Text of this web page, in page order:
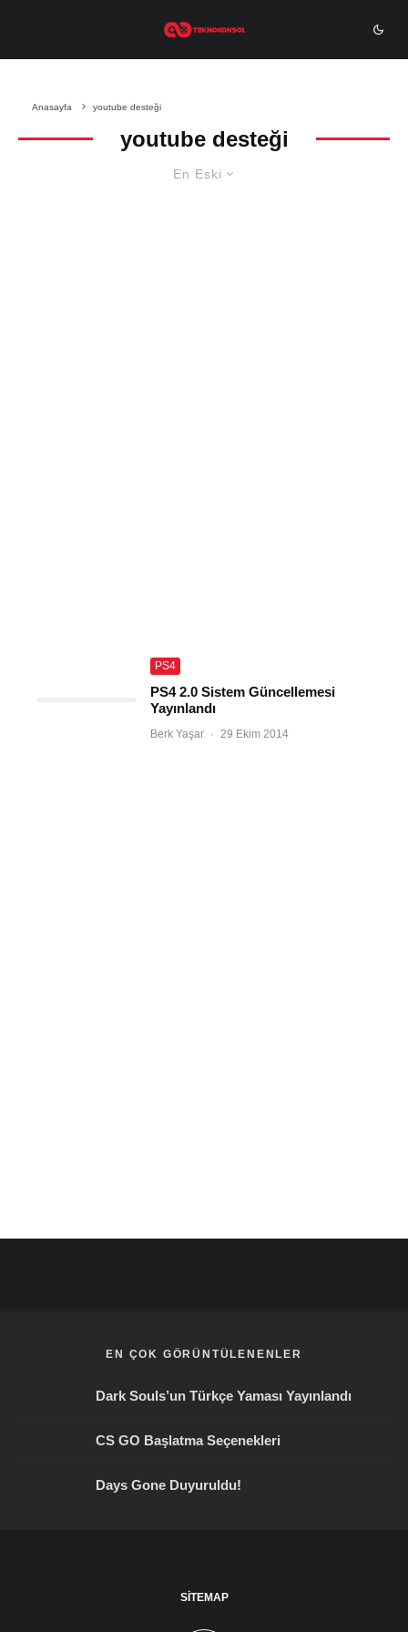
Anasayfa youtube desteği
youtube desteği
En Eski
PS4
PS4 2.0 Sistem Güncellemesi
Yayınlandı
Berk Yaşar · 29 Ekim 2014
EN ÇOK GÖRÜNTÜLENENLER
Dark Souls’un Türkçe Yaması Yayınlandı
CS GO Başlatma Seçenekleri
Days Gone Duyuruldu!
SITEMAP